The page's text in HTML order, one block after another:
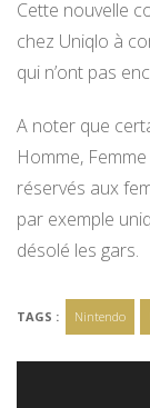
Cette nouvelle
chez Uniqlo à
qui n’ont pas
A noter que
Homme,
réservés aux
par exemple
désolé les gars.
TAGS : Nintendo